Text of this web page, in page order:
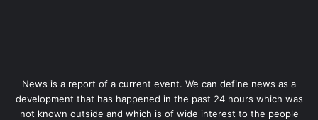
News is a report of a current event. We can define news as a
development that has happened in the past 24 hours which was
not known outside and which is of wide interest to the people